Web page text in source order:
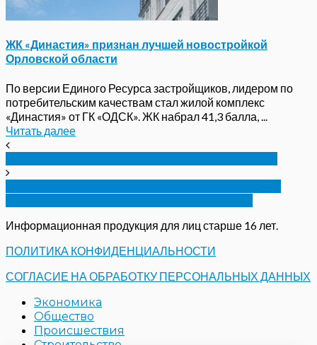
ЖК «Династия» признан лучшей новостройкой
Орловской области
По версии Единого Ресурса застройщиков, лидером по
потребительским качествам стал жилой комплекс
«Династия» от ГК «ОДСК». ЖК набрал 41,3 балла, ...
Читать далее
Информационная продукция для лиц старше 16 лет.
ПОЛИТИКА КОНФИДЕНЦИАЛЬНОСТИ
СОГЛАСИЕ НА ОБРАБОТКУ ПЕРСОНАЛЬНЫХ ДАННЫХ
Экономика
Общество
Происшествия